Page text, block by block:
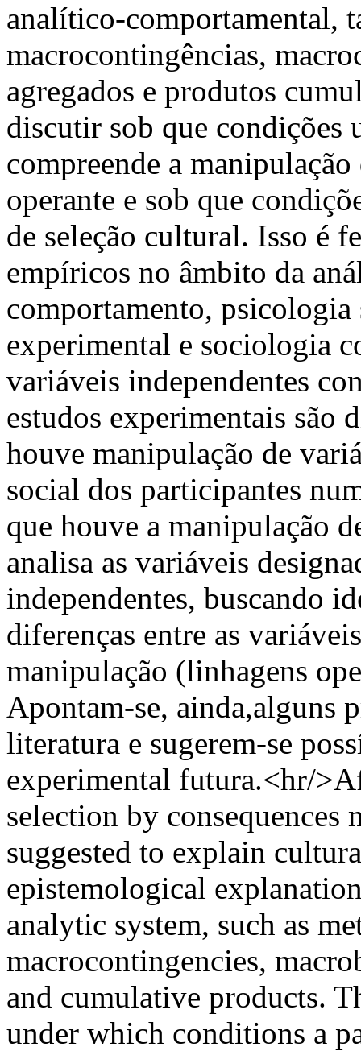
analítico-comportamental,
macrocontingências,
agregados e produtos
discutir sob que condições
compreende a
operante e sob que
de seleção cultural. Isso é
empíricos no âmbito da
comportamento,
experimental e sociologia
variáveis independentes
estudos experimentais são
houve manipulação de
social dos participantes
que houve a manipulação
analisa as variáveis
independentes, buscando
diferenças entre as
manipulação (linhagens
Apontam-se, ainda,alguns
literatura e sugerem-se
experimental futura.<hr/
selection by consequences
suggested to explain
epistemological
analytic system, such as
macrocontingencies,
and cumulative products.
under which conditions a